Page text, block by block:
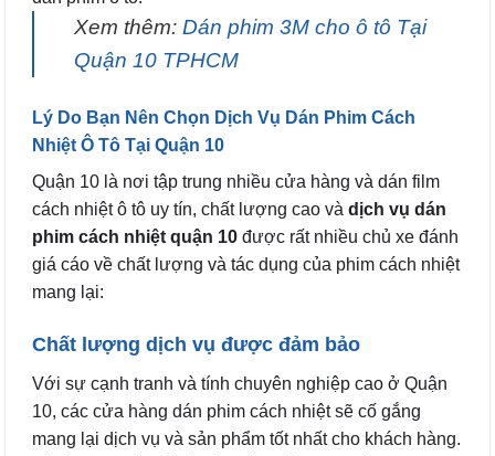
Xem thêm: Dán phim 3M cho ô tô Tại
Quận 10 TPHCM
Lý Do Bạn Nên Chọn Dịch Vụ Dán Phim Cách
Nhiệt Ô Tô Tại Quận 10
Quận 10 là nơi tập trung nhiều cửa hàng và dán film
cách nhiệt ô tô uy tín, chất lượng cao và dịch vụ dán
phim cách nhiệt quận 10 được rất nhiều chủ xe đánh
giá cáo về chất lượng và tác dụng của phim cách nhiệt
mang lại:
Chất lượng dịch vụ được đảm bảo
Với sự cạnh tranh và tính chuyên nghiệp cao ở Quận
10, các cửa hàng dán phim cách nhiệt sẽ cố gắng
mang lại dịch vụ và sản phẩm tốt nhất cho khách hàng.